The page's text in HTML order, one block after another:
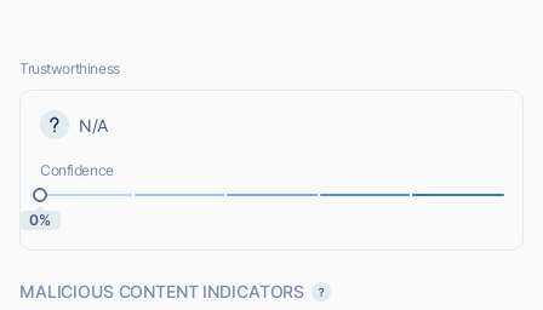
Trustworthiness
N/A
Confidence
0%
MALICIOUS CONTENT INDICATORS